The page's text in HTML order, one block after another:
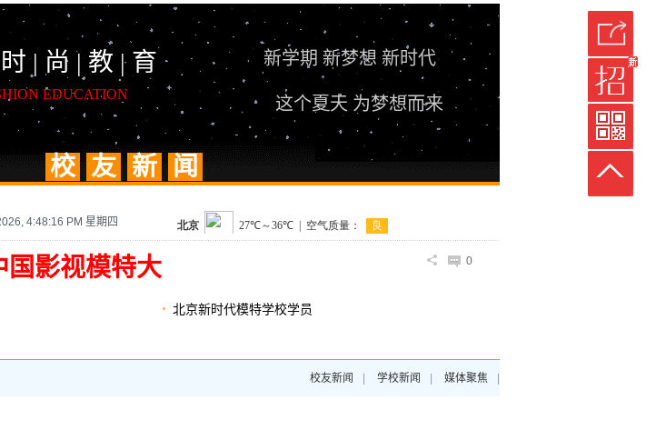
| 尚 | 教 | 育
EDUCATION
新学期 新梦想 新时代
这个夏天 为梦想而来
校 友 新 闻
4:48:16 PM 星期四
国影视模特大 0
北京新时代模特学校学员
校友新闻 学校新闻 媒体聚焦